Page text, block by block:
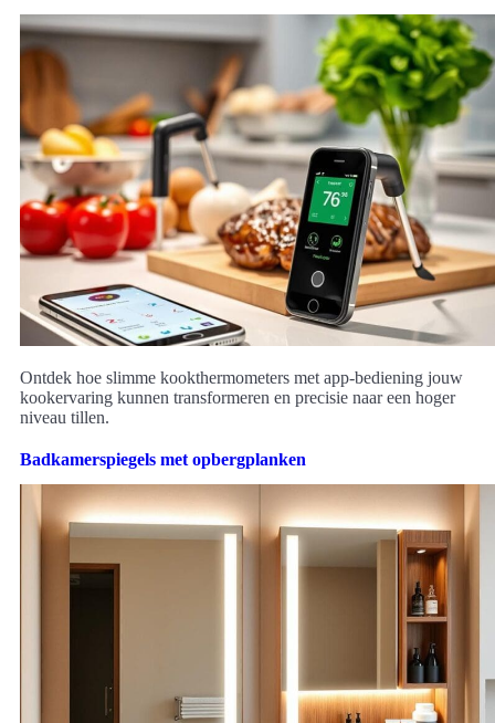
Ontdek hoe slimme kookthermometers met app-bediening jouw
kookervaring kunnen transformeren en precisie naar een hoger
niveau tillen.
Badkamerspiegels met opbergplanken